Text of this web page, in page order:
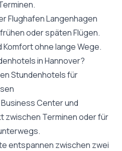
Flughafen Langenhagen
oder späten Flügen.
Komfort ohne lange Wege.
in Hannover?
Stundenhotels für
Business Center und
zwischen Terminen oder für
entspannen zwischen zwei